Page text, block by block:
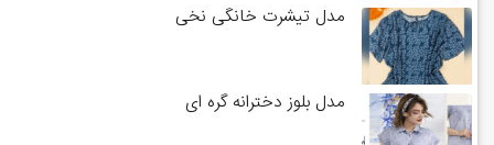
مدل تیشرت خانگی نخی
مدل بلوز دخترانه گره ای